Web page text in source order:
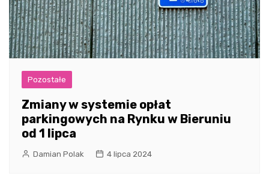
Pozostałe
Zmiany w systemie opłat
parkingowych na Rynku w Bieruniu
od 1 lipca
Damian Polak 4 lipca 2024